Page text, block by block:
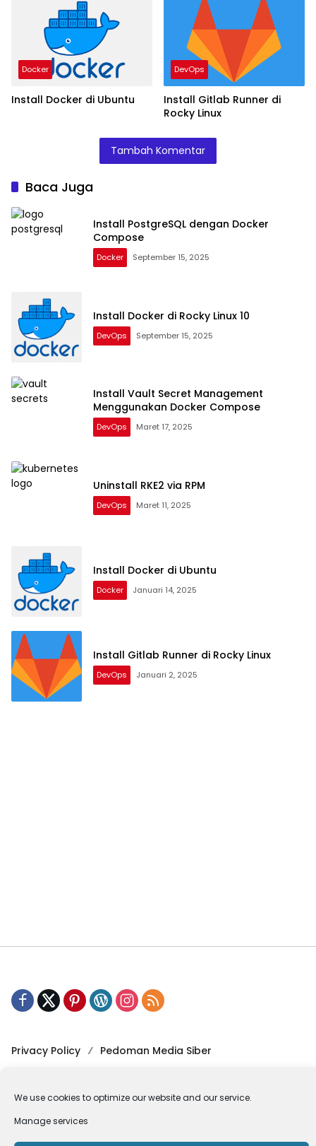
We use cookies to optimize our website and our service.
Manage services
Docker
Install Docker di Ubuntu
DevOps
Install Gitlab Runner di
Rocky Linux
Tambah Komentar
Baca Juga
Install PostgreSQL dengan Docker
Compose
Docker September 15, 2025
Install Docker di Rocky Linux 10
DevOps September 15, 2025
Install Vault Secret Management
Menggunakan Docker Compose
DevOps Maret 17, 2025
Uninstall RKE2 via RPM
DevOps Maret 11, 2025
Install Docker di Ubuntu
Docker Januari 14, 2025
Install Gitlab Runner di Rocky Linux
DevOps Januari 2, 2025
Privacy Policy
Pedoman Media Siber
Versi Non AMP